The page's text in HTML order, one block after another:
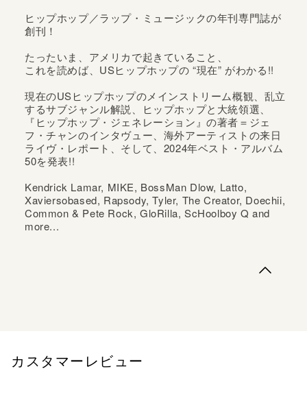
ーション』の著者＝ジェフ・...
ヒップホップ／ラップ・ミュージックの年刊専門誌が
創刊！
たったいま、アメリカで起きていること、
これを読めば、USヒップホップの “現在” がわかる!!
現在のUSヒップホップのメインストリーム概観、乱立
するサブジャンル解説、ヒップホップと大統領選、
『ヒップホップ・ジェネレーション』の著者＝ジェ
フ・チャンのインタヴュー、海外アーティストの来日
ライヴ・レポート、そして、2024年ベスト・アルバム
50を発表!!
Kendrick Lamar, MIKE, BossMan Dlow, Latto,
Xaviersobased, Rapsody, Tyler, The Creator, Doechii,
Common & Pete Rock, GloRilla, ScHoolboy Q and
more...
カスタマーレビュー